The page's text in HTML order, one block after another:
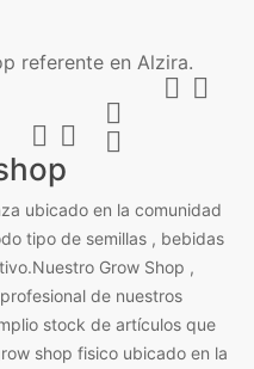
referente en Alzira.
 


 
ubicado en la comunidad
tipo de semillas , bebidas
Grow Shop ,
de nuestros
stock de artículos que
shop fisico ubicado en la